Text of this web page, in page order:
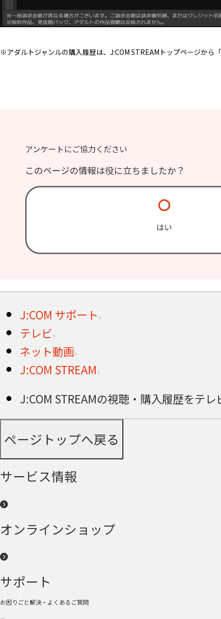
※アダルトジャンルの購入履歴は、J:COM STREAMトップページか
アンケートにご協力ください
このページの情報は役に立ちましたか？
はい
J:COM サポート
テレビ
ネット動画
J:COM STREAM
J:COM STREAMの視聴・購入履歴をテ
ページトップへ戻る
サービス情報
オンラインショップ
サポート
お困りごと解決・よくあるご質問